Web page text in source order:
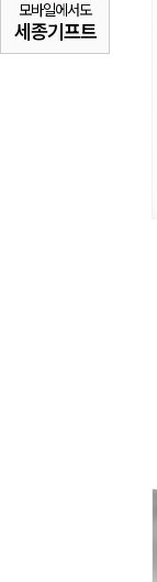
모바일에서도
세종기프트